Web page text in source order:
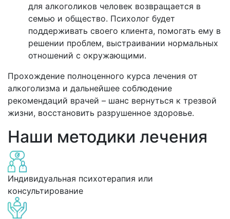
для алкоголиков человек возвращается в
семью и общество. Психолог будет
поддерживать своего клиента, помогать ему в
решении проблем, выстраивании нормальных
отношений с окружающими.
Прохождение полноценного курса лечения от
алкоголизма и дальнейшее соблюдение
рекомендаций врачей – шанс вернуться к трезвой
жизни, восстановить разрушенное здоровье.
Наши методики лечения
Индивидуальная психотерапия или
консультирование